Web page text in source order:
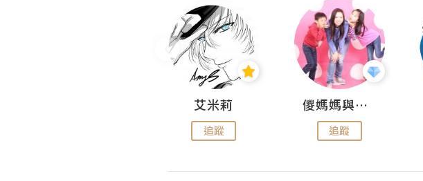
艾米莉
追蹤
儍媽媽與兩隻小魔怪之家
追蹤